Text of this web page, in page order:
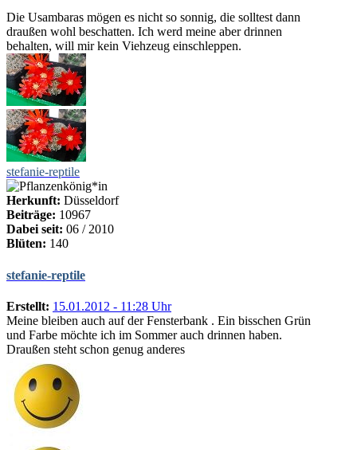
Die Usambaras mögen es nicht so sonnig, die solltest dann
draußen wohl beschatten. Ich werd meine aber drinnen
behalten, will mir kein Viehzeug einschleppen.
stefanie-reptile
Herkunft: Düsseldorf
Beiträge: 10967
Dabei seit: 06 / 2010
Blüten: 140
stefanie-reptile
Erstellt: 15.01.2012 - 11:28 Uhr
Meine bleiben auch auf der Fensterbank . Ein bisschen Grün
und Farbe möchte ich im Sommer auch drinnen haben.
Draußen steht schon genug anderes